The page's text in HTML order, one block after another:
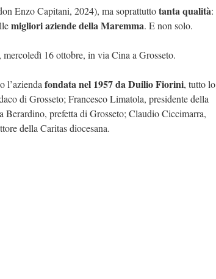
Enzo Capitani, 2024), ma soprattuttotanta qualità:
migliori aziende della Maremma. E non solo.
mercoledì 16 ottobre, in via Cina a Grosseto.
l’azienda fondata nel 1957 da Duilio Fiorini, tutto lo
di Grosseto; Francesco Limatola, presidente della
Berardino, prefetta di Grosseto; Claudio Ciccimarra,
della Caritas diocesana.